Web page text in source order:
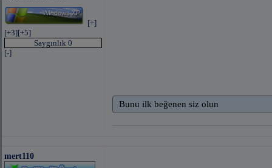
[+]
[+3][+5]
Saygınlık 0
[-]
Bunu ilk beğenen siz olun
mert110